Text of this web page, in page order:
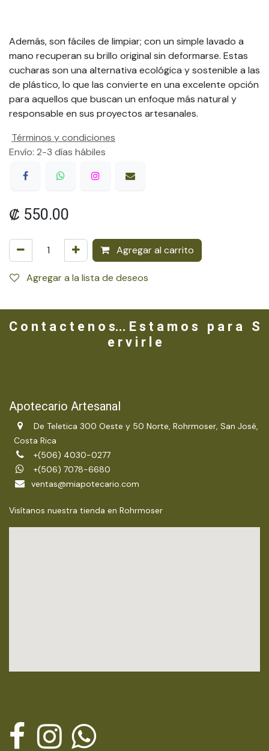
Además, son fáciles de limpiar; con un simple lavado a
mano recuperan su brillo original sin deformarse. Estas
cucharas son una alternativa ecológica y sostenible a las
de plástico, lo que las convierte en una excelente opción
para aquellos que buscan un enfoque más natural y
responsable en sus proyectos artesanales.
₡ 550.00
Agregar al carrito
Agregar a la lista de deseos
Términos y condiciones
Envío: 2-3 días hábiles
C o n t a c t e n o s... E s t a m o s p a r a S
e r v i r l e
Apotecario Artesanal
De Teletica 300 Oeste y 50 Norte, Rohrmoser, San José,
Costa Rica
+(506) 4030-0277
+(506) 7078-6680
ventas@miapotecario.com
Visítanos nuestra tienda en Rohrmoser